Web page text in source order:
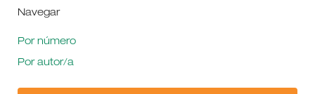
Navegar
Por número
Por autor/a